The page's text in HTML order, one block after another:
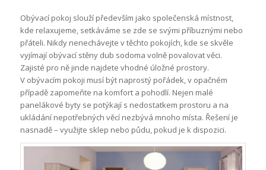
Obývací pokoj slouží především jako společenská místnost,
kde relaxujeme, setkáváme se zde se svými příbuznými nebo
přáteli. Nikdy nenechávejte v těchto pokojích, kde se skvěle
vyjímají obývací stěny dub sodoma volně povalovat věci.
Zajisté pro ně jinde najdete vhodné úložné prostory.
V obývacím pokoji musí být naprostý pořádek, v opačném
případě zapomeňte na komfort a pohodlí. Nejen malé
panelákové byty se potýkají s nedostatkem prostoru a na
ukládání nepotřebných věcí nezbývá mnoho místa. Řešení je
nasnadě – využijte sklep nebo půdu, pokud je k dispozici.